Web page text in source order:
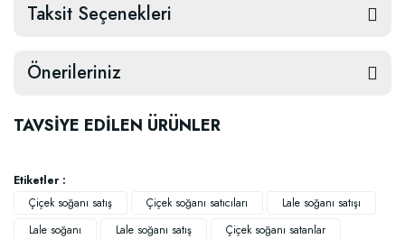
Taksit Seçenekleri
Önerileriniz
TAVSİYE EDİLEN ÜRÜNLER
Etiketler :
Çiçek soğanı satış
Çiçek soğanı satıcıları
Lale soğanı satışı
Lale soğanı
Lale soğanı satış
Çiçek soğanı satanlar